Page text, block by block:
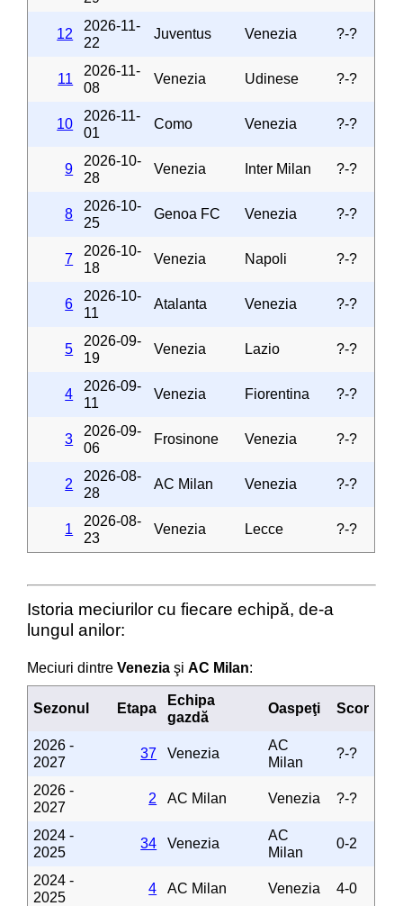
12
2026-11-
22
Juventus Venezia ?-?
11
2026-11-
08
Venezia Udinese ?-?
10
2026-11-
01
Como Venezia ?-?
9
2026-10-
28
Venezia Inter Milan ?-?
8
2026-10-
25
Genoa FC Venezia ?-?
7
2026-10-
18
Venezia Napoli ?-?
6
2026-10-
11
Atalanta Venezia ?-?
5
2026-09-
19
Venezia Lazio ?-?
4
2026-09-
11
Venezia Fiorentina ?-?
3
2026-09-
06
Frosinone Venezia ?-?
2
2026-08-
28
AC Milan Venezia ?-?
1
2026-08-
23
Venezia Lecce ?-?
Istoria meciurilor cu fiecare echipă, de-a
lungul anilor:
Meciuri dintreVenezia şiAC Milan:
Sezonul Etapa
Echipa
gazdă
Oaspeţi Scor
2026 -
2027
37 Venezia
AC
Milan
?-?
2026 -
2027
2 AC Milan Venezia ?-?
2024 -
2025
34 Venezia
AC
Milan
0-2
2024 -
2025
4 AC Milan Venezia 4-0